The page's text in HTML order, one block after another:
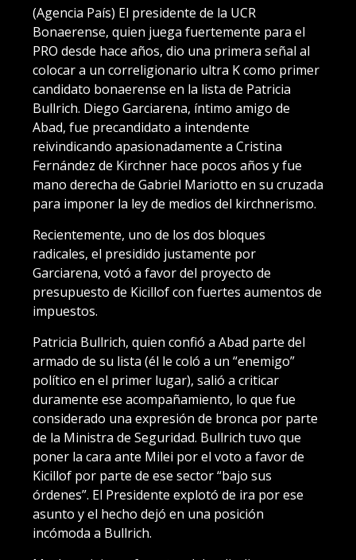
(Agencia País) El presidente de la UCR
Bonaerense, quien juega fuertemente para el
PRO desde hace años, dio una primera señal al
colocar a un correligionario ultra K como primer
candidato bonaerense en la lista de Patricia
Bullrich. Diego Garciarena, íntimo amigo de
Abad, fue precandidato a intendente
reivindicando apasionadamente a Cristina
Fernández de Kirchner hace pocos años y fue
mano derecha de Gabriel Mariotto en su cruzada
para imponer la ley de medios del kirchnerismo.
Recientemente, uno de los dos bloques
radicales, el presidido justamente por
Garciarena, votó a favor del proyecto de
presupuesto de Kicillof con fuertes aumentos de
impuestos.
Patricia Bullrich, quien confió a Abad parte del
armado de su lista (él le coló a un “enemigo”
político en el primer lugar), salió a criticar
duramente ese acompañamiento, lo que fue
considerado una expresión de bronca por parte
de la Ministra de Seguridad. Bullrich tuvo que
poner la cara ante Milei por el voto a favor de
Kicillof por parte de ese sector “bajo sus
órdenes”. El Presidente explotó de ira por ese
asunto y el hecho dejó en una posición
incómoda a Bullrich.